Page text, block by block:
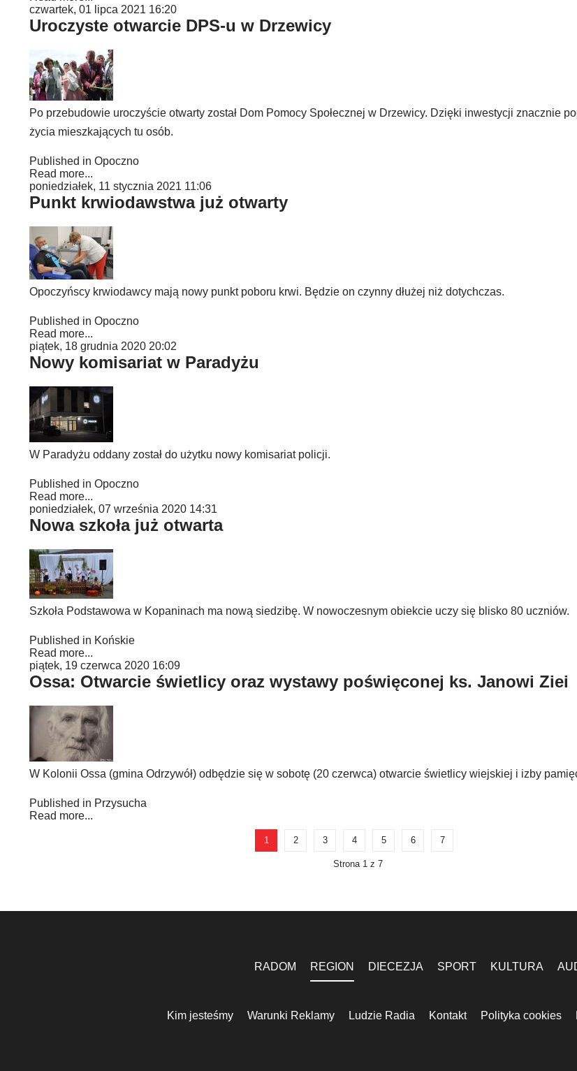
czwartek, 01 lipca 2021 16:20
Uroczyste otwarcie DPS-u w Drzewicy
Po przebudowie uroczyście otwarty został Dom Pomocy Społecznej w Drzewicy. Dzięki inwestycji znacznie
życia mieszkających tu osób.
Published in Opoczno
Read more...
poniedziałek, 11 stycznia 2021 11:06
Punkt krwiodawstwa już otwarty
Opoczyńscy krwiodawcy mają nowy punkt poboru krwi. Będzie on czynny dłużej niż dotychczas.
Published in Opoczno
Read more...
piątek, 18 grudnia 2020 20:02
Nowy komisariat w Paradyżu
W Paradyżu oddany został do użytku nowy komisariat policji.
Published in Opoczno
Read more...
poniedziałek, 07 września 2020 14:31
Nowa szkoła już otwarta
Szkoła Podstawowa w Kopaninach ma nową siedzibę. W nowoczesnym obiekcie uczy się blisko 80 uczniów.
Published in Końskie
Read more...
piątek, 19 czerwca 2020 16:09
Ossa: Otwarcie świetlicy oraz wystawy poświęconej ks. Janowi Ziei
W Kolonii Ossa (gmina Odrzywół) odbędzie się w sobotę (20 czerwca) otwarcie świetlicy wiejskiej i izby
Published in Przysucha
Read more...
1 2 3 4 5 6 7
Strona 1 z 7
RADOM REGION DIECEZJA SPORT KULTURA
Kim jesteśmy Warunki Reklamy Ludzie Radia Kontakt Polityka cookies